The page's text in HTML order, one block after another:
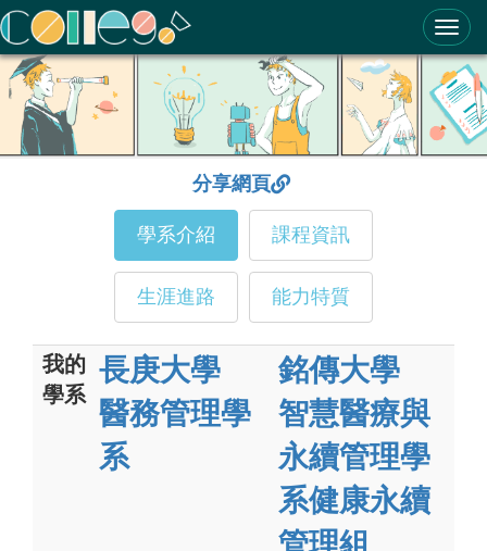
ColleGo! 大學選才與高中育才輔助系統
分享網頁
學系介紹 課程資訊
生涯進路 能力特質
我的
學系
長庚大學
醫務管理學
系
銘傳大學
智慧醫療與
永續管理學
系健康永續
管理組